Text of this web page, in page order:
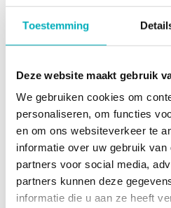
Toestemming
Deze website maakt gebruik
We gebruiken cookies om
personaliseren, om functies
en om ons websiteverkeer te
informatie over uw gebruik
partners voor social media,
partners kunnen deze
informatie die u aan ze heeft
ontsluitingsfase is het langste
behoefte aan een prettige
grootst. Het aannemen van
5 Wanneer het kindje in
gebruiken om nog even
zitten. Het kindje kan
met het hoofdje boven water.
navelstreng kan in bad.
Uitstappen is gelijk aan het